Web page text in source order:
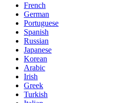
French
German
Portuguese
Spanish
Russian
Japanese
Korean
Arabic
Irish
Greek
Turkish